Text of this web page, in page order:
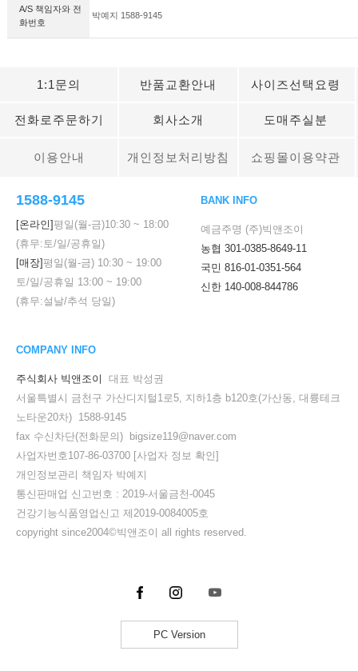
A/S 책임자와 전
화번호
박예지 1588-9145
1:1문의 반품교환안내 사이즈선택요령
전화로주문하기 회사소개 도매주실분
이용안내 개인정보처리방침 쇼핑몰이용약관
1588-9145
[온라인]평일(월-금)10:30 ~ 18:00
(휴무:토/일/공휴일)
[매장]평일(월-금) 10:30 ~ 19:00
토/일/공휴일 13:00 ~ 19:00
(휴무:설날/추석 당일)
BANK INFO
예금주명 (주)빅앤조이
농협 301-0385-8649-11
국민 816-01-0351-564
신한 140-008-844786
COMPANY INFO
주식회사 빅앤조이
대표 박성권
서울특별시 금천구 가산디지털1로5, 지하1층 b120호(가산동, 대륭테크
노타운20차) 1588-9145
fax 수신차단(전화문의) bigsize119@naver.com
사업자번호107-86-03700 [사업자 정보 확인]
개인정보관리 책임자 박예지
통신판매업 신고번호 : 2019-서울금천-0045
건강기능식품영업신고 제2019-0084005호
copyright since2004©빅앤조이 all rights reserved.
PC Version